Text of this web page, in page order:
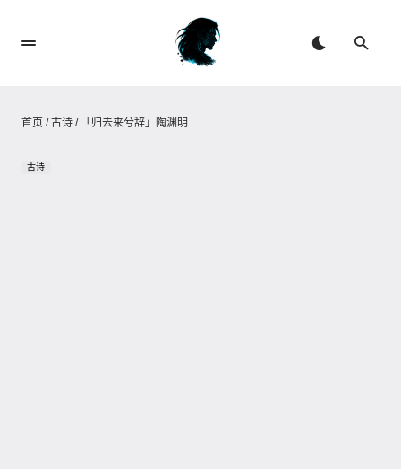
首页 /古诗 / 「归去来兮辞」陶渊明
古诗